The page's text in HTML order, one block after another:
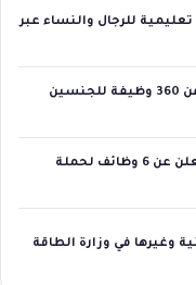
عن 900 وظيفة تعليمية للرجال والنساء عبر
مستشفى الحبيب التخصصي يعلن عن 360 وظيفة للجنسين
شركة ينبع أرامكو سينوبك ياسرف تعلن عن 6 وظائف لحملة
وغيرها في وزارة الطاقة